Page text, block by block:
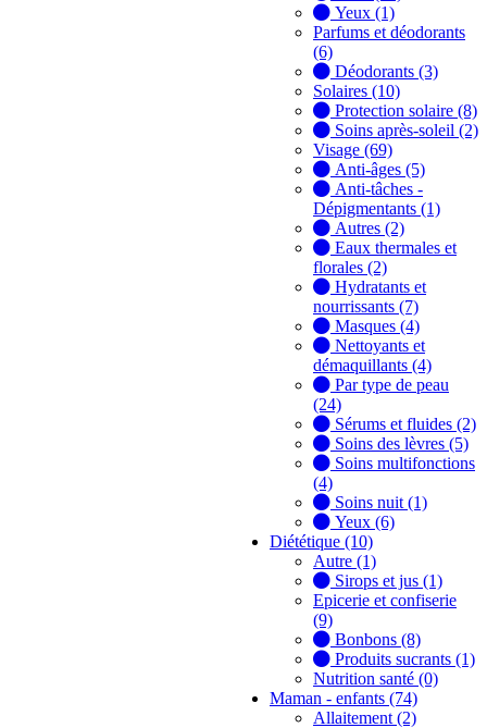
Yeux (1)
Parfums et déodorants
(6)
Déodorants (3)
Solaires (10)
Protection solaire (8)
Soins après-soleil (2)
Visage (69)
Anti-âges (5)
Anti-tâches -
Dépigmentants (1)
Autres (2)
Eaux thermales et
florales (2)
Hydratants et
nourrissants (7)
Masques (4)
Nettoyants et
démaquillants (4)
Par type de peau
(24)
Sérums et fluides (2)
Soins des lèvres (5)
Soins multifonctions
(4)
Soins nuit (1)
Yeux (6)
Diététique (10)
Autre (1)
Sirops et jus (1)
Epicerie et confiserie
(9)
Bonbons (8)
Produits sucrants (1)
Nutrition santé (0)
Maman - enfants (74)
Allaitement (2)